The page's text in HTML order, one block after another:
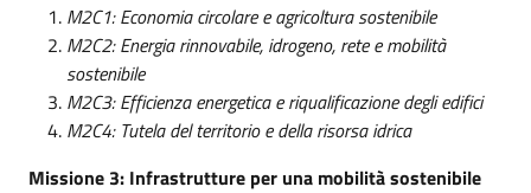
M2C1: Economia circolare e agricoltura sostenibile
M2C2: Energia rinnovabile, idrogeno, rete e mobilità
sostenibile
M2C3: Efficienza energetica e riqualificazione degli edifici
M2C4: Tutela del territorio e della risorsa idrica
Missione 3: Infrastrutture per una mobilità sostenibile